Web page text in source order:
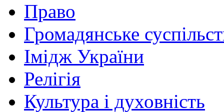
Право
Громадянське
Імідж України
Релігія
Культура і духовність